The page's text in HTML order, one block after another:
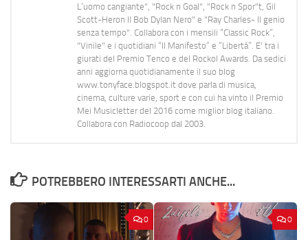
L’uomo cangiante", "Rock n Goal", "Rock n Spor"t, Gil
Scott-Heron Il Bob Dylan Nero" e "Ray Charles- Il genio
senza tempo". Collabora con i mensili “Classic Rock”,
"Vinile" e i quotidiani “Il Manifesto” e “Libertà”. E' tra i
giurati del Premio Tenco e del Rockol Awards. Da sedici
anni aggiorna quotidianamente il suo blog
www.tonyface.blogspot.it dove parla di musica,
cinema, culture varie, sport e con cui ha vinto il Premio
Mei Musicletter del 2016 come miglior blog italiano.
Collabora con Radiocoop dal 2003.
POTREBBERO INTERESSARTI ANCHE...
0 0